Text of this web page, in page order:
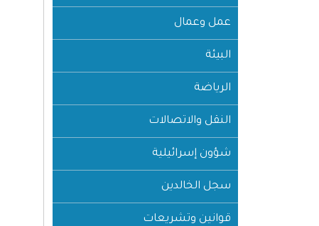
عمل وعمال
البيئة
الرياضة
النقل والاتصالات
شؤون إسرائيلية
سجل الخالدين
قوانين وتشريعات